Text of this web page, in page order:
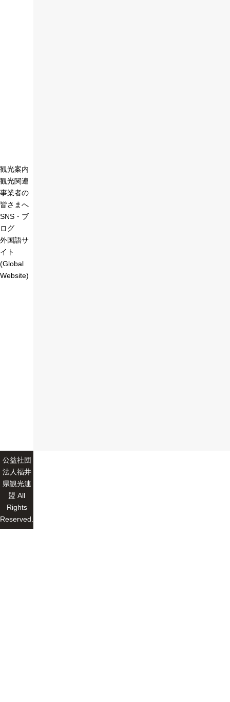
観光案内
観光関連
事業者の
皆さまへ
SNS・ブ
ログ
外国語サ
イト
(Global
Website)
公益社団
法人福井
県観光連
盟 All
Rights
Reserved.